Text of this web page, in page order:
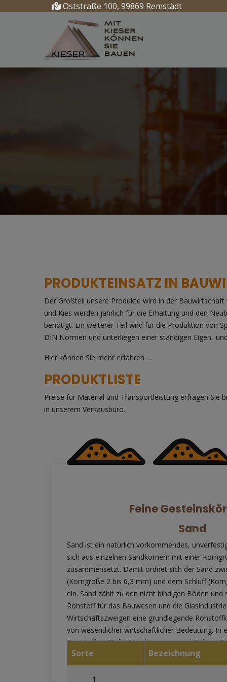
Oststraße 100, 99869 Remstädt
PRODUKTEINSATZ IN
Der Großteil unsere Produkte wird in der
und Kies werden jährlich für die Erhaltung und den
benötigt. Ein weiterer Teil wird für die Produktion von
DIN Normen und unterliegen einer ständigen Eigen-
Hier können Sie mehr erfahren …
PRODUKTLISTE
Preise für Material und Transportleistung erfragen Sie
in unserem Verkausbüro.
Feine
Sand
Sand ist ein natürlich vorkommendes,
sich aus einzelnen Sandkörnern mit einer
zusammensetzt. Damit ordnet sich der Sand
(Korngröße 2 bis 6,3 mm) und dem Schluff
ein. Sand zählt zu den nicht bindigen Böden
Rohstoff für das Bauwesen und die
Wirtschaftszweigen eine grundlegende
von wesentlicher wirtschaftlicher Bedeutung. In
Baustoff im Tief-, Verkehrswege-, und Erdbau.
einen wesentlichen Zuschlagsstoff
Beton und Mörtel dar, der als gut formbare
Fassadenverzierung von Gebäuden verwendet
Sorte Bezeichnung